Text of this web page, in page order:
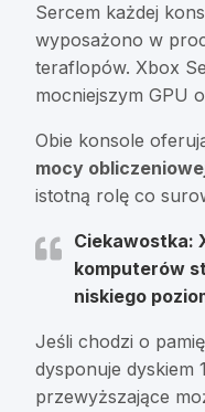
Sercem każdej
wyposażono w
teraflopów. Xbox
mocniejszym GPU
Obie konsole
mocy
istotną rolę co
Ciekawostka:
komputerów
niskiego
Jeśli chodzi o
dysponuje dyskiem
przewyższające